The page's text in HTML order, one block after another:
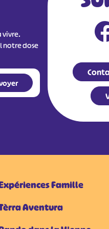
vivre.
notre dose
Famille
Aventura